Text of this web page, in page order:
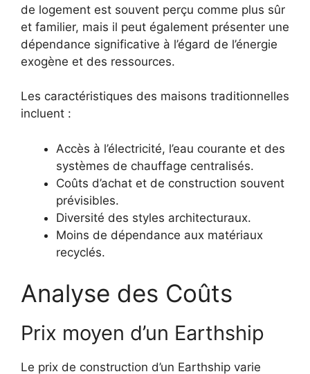
de logement est souvent perçu comme plus sûr
et familier, mais il peut également présenter une
dépendance significative à l’égard de l’énergie
exogène et des ressources.
Les caractéristiques des maisons traditionnelles
incluent :
Accès à l’électricité, l’eau courante et des
systèmes de chauffage centralisés.
Coûts d’achat et de construction souvent
prévisibles.
Diversité des styles architecturaux.
Moins de dépendance aux matériaux
recyclés.
Analyse des Coûts
Prix moyen d’un Earthship
Le prix de construction d’un Earthship varie